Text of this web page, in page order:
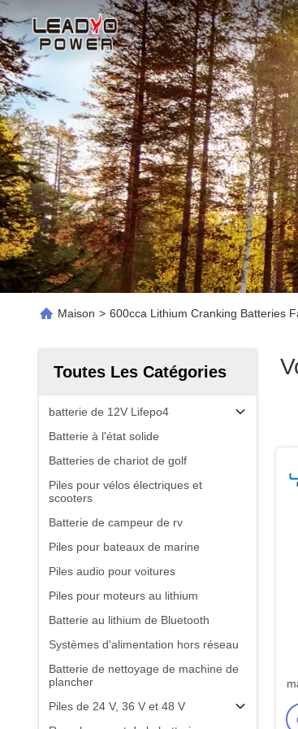
Maison > 600cca Lithium Cranking Batteries
Toutes Les Catégories
batterie de 12V Lifepo4
Batterie à l'état solide
Batteries de chariot de golf
Piles pour vélos électriques et
scooters
Batterie de campeur de rv
Piles pour bateaux de marine
Piles audio pour voitures
Piles pour moteurs au lithium
Batterie au lithium de Bluetooth
Systèmes d'alimentation hors réseau
Batterie de nettoyage de machine de
plancher
Piles de 24 V, 36 V et 48 V